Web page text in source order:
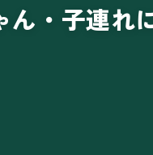
・子連れ